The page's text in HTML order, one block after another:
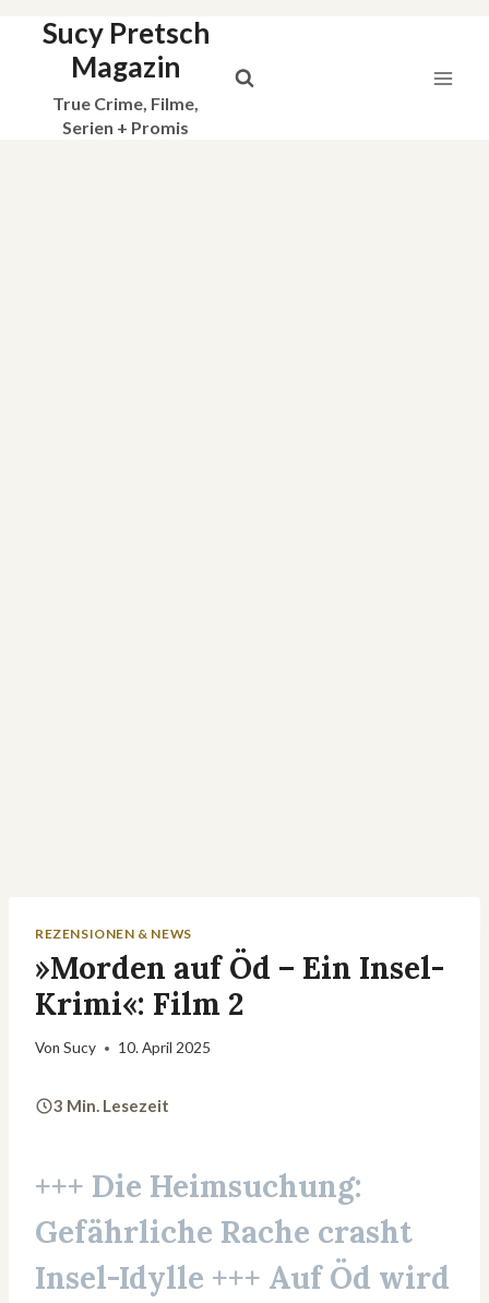
Sucy Pretsch
Magazin
True Crime, Filme,
Serien + Promis
REZENSIONEN & NEWS
»Morden auf Öd – Ein Insel-
Krimi«: Film 2
Von Sucy 10. April 2025
3 Min. Lesezeit
+++ Die Heimsuchung:
Gefährliche Rache crasht
Insel-Idylle +++ Auf Öd wird